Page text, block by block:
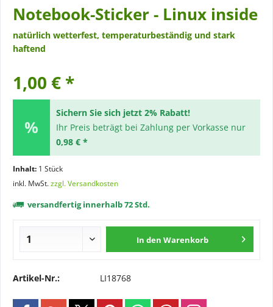
Notebook-Sticker - Linux inside
natürlich wetterfest, temperaturbeständig und stark
haftend
1,00 € *
Sichern Sie sich jetzt 2% Rabatt!
Ihr Preis beträgt bei Zahlung per Vorkasse nur
0,98 € *
Inhalt: 1 Stück
inkl. MwSt.zzgl. Versandkosten
versandfertig innerhalb 72 Std.
In den Warenkorb
Artikel-Nr.: LI18768